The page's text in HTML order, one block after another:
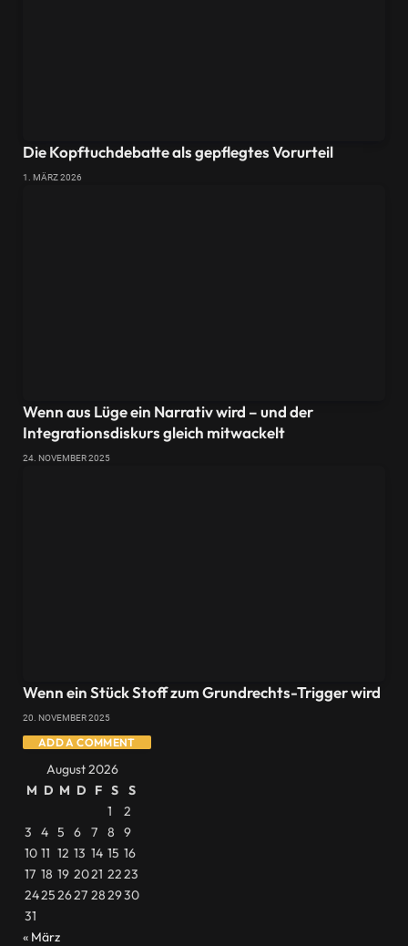
Die Kopftuchdebatte als gepflegtes Vorurteil
1. MÄRZ 2026
Wenn aus Lüge ein Narrativ wird – und der
Integrationsdiskurs gleich mitwackelt
24. NOVEMBER 2025
Wenn ein Stück Stoff zum Grundrechts-Trigger wird
20. NOVEMBER 2025
ADD A COMMENT
August 2026
M D M D F S
S
1
2
3
4 5 6 7 8
9
10 11 12 13 14 15 16
17 18 19 2021 2223
24252627 282930
31
« März